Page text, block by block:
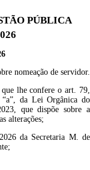
PÚBLICA
nomeação de servidor.
lhe confere o art. 79,
da Lei Orgânica do
, que dispõe sobre a
alterações;
da Secretaria M. de